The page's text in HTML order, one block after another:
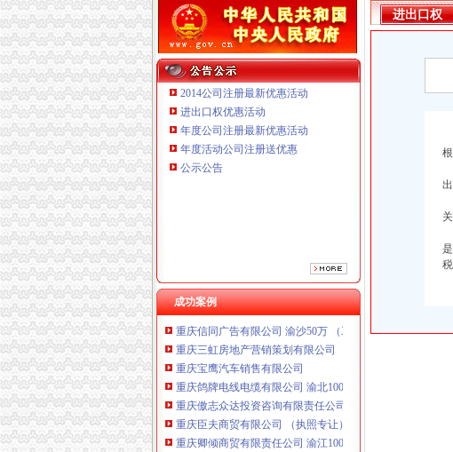
本站导航
2014公司注册最新优惠活动
进出口权优惠活动
年度公司注册最新优惠活动
年度活动公司注册送优惠
公示公告
成功案例
重庆鸽牌电线电缆有限公司 渝北10010万 (进出口权)
重庆傲志众达投资咨询有限责任公司 渝九1000万 （增资）
重庆海谛升进出口贸易有限公司 渝北100万 （进出口权）
重庆奕欣锦诚商贸有限公司 渝九50万 （工商注册）
重庆信同广告有限公司 渝沙50万 （工商注册）
重庆三虹房地产营销策划有限公司
重庆宝鹰汽车销售有限公司
重庆鸽牌电线电缆有限公司 渝北10010万 (进出口权)
重庆傲志众达投资咨询有限责任公司 渝九1000万 （增资）
重庆臣夫商贸有限公司 （执照专让）
重庆卿倾商贸有限责任公司 渝江100万 （工商注册）
重庆国洪体育设施有限公司
进出口权